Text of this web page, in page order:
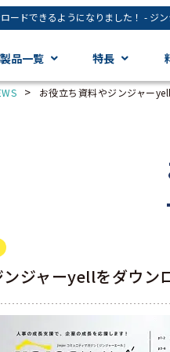
製品一覧 特長
> お役立ち資料やジンジャー
ジャーyellをダウン